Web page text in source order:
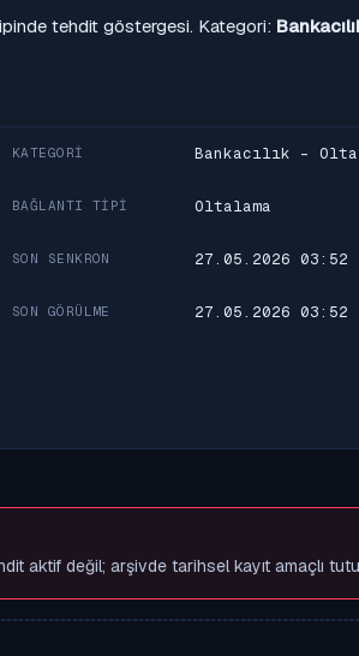
tehdit göstergesi. Kategori:
KATEGORI Bankacılık -
BAĞLANTI TIPI Oltalama
SON SENKRON 27.05.2026 03:52
SON GÖRÜLME 27.05.2026 03:52
aktif değil; arşivde tarihsel kayıt amaçlı